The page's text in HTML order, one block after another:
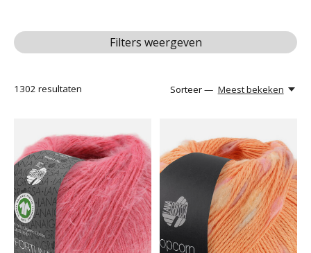
Filters weergeven
1302 resultaten Sorteer — Meest bekeken